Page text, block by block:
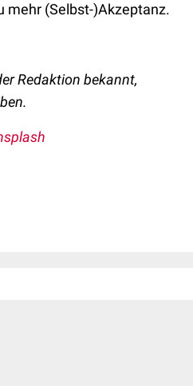
mehr (Selbst-)Akzeptanz.
Redaktion bekannt,